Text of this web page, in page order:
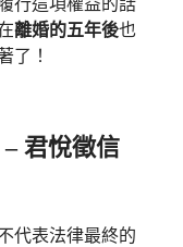
行這項權益的話
離婚的五年後也
了！
– 君悅徵信
代表法律最終的